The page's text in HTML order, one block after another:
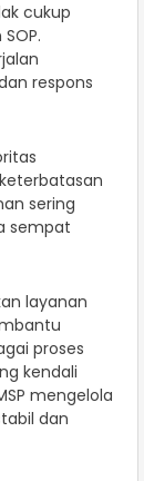
cukup
respons
sering
sempat
layanan
proses
kendali
mengelola
dan